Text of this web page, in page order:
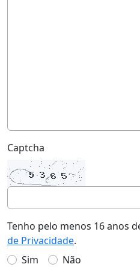
Captcha
Tenho pelo menos 16 anos
de Privacidade.
Sim
Não